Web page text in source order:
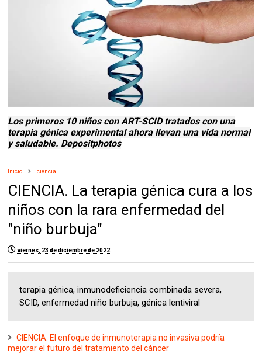
Los primeros 10 niños con ART-SCID tratados con una
terapia génica experimental ahora llevan una vida normal
y saludable. Depositphotos
Inicio ciencia
CIENCIA. La terapia génica cura a los
niños con la rara enfermedad del
"niño burbuja"
viernes, 23 de diciembre de 2022
terapia génica, inmunodeficiencia combinada severa,
SCID, enfermedad niño burbuja, génica lentiviral
CIENCIA. El enfoque de inmunoterapia no invasiva podría
mejorar el futuro del tratamiento del cáncer